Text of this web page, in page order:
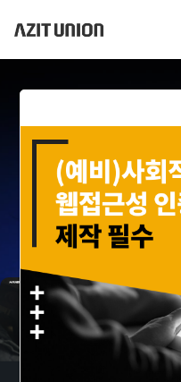
홈페이지